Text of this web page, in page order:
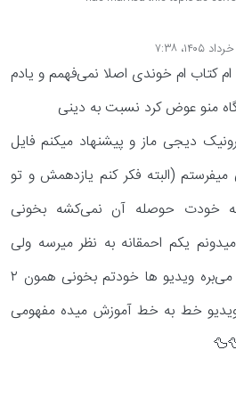
انجام شده
کتاب ام خوندی اصلا نمی‌فهمم و یادم
دیجی ماز و پیشنهاد میکنم فایل
میفرستم (البته فکر کنم یازدهمش و تو
خودت حوصله آن نمی‌کشه بخونی
یکم احمقانه به نظر میرسه ولی
خب نهایت ۲ ساعت زمان می‌بره ویدیو ها خودتم بخونی همون ۲
خط به خط آموزش میده مفهومی